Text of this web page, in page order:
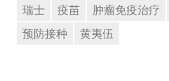
瑞士
疫苗 肿瘤免疫治疗
预防接种
黄夷伍